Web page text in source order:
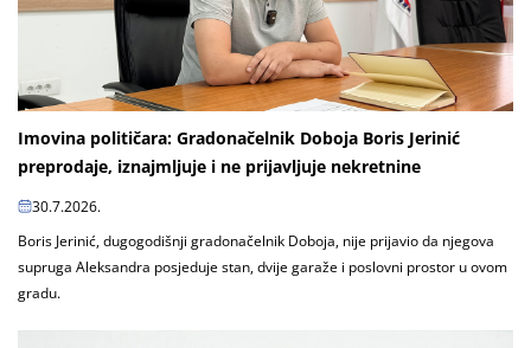
Imovina političara: Gradonačelnik Doboja Boris Jerinić
preprodaje, iznajmljuje i ne prijavljuje nekretnine
30.7.2026.
Boris Jerinić, dugogodišnji gradonačelnik Doboja, nije prijavio da njegova
supruga Aleksandra posjeduje stan, dvije garaže i poslovni prostor u ovom
gradu.